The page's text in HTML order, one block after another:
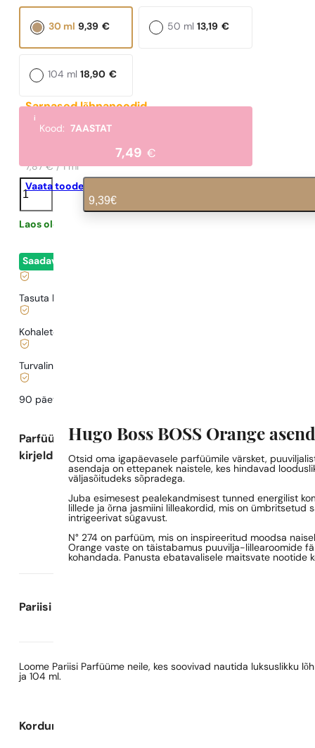
Sarnased lõhnanoodid
Addict
7,87 € / 1 ml
Vaata toodet
9,39 €
30 ml 13,19 €
50 ml
18,90 €
104 ml
i
Kood:7AASTAT
7,49 €
N°
274
kogus
9,39€
Laos olemas
Saadaval
Tasuta kohaletoimetamine alates
Kohaletoimetamine alates
Turvaline ostlemine ja maksed
90 päeva
Parfüümi
kirjeldus
Hugo Boss BOSS Orange
Otsid oma igapäevasele parfüümile värsket,
asendaja on ettepanek naistele, kes hindavad
väljasõitudeks sõpradega.
Juba esimesest pealekandmisest tunned energilist
lillede ja õrna jasmiini lilleakordid, mis on
intrigeerivat sügavust.
N° 274 on parfüüm, mis on inspireeritud moodsa
Orange vaste on täistabamus puuvilja-lillearoomide
kohandada. Panusta ebatavalisele maitsvate nootide
Pariisi Parfüümide kohta
Loome Pariisi Parfüüme neile, kes soovivad nautida luksuslikku
ja 104 ml.
Korduma kippuvad küsimused